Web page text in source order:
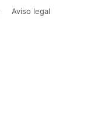
Aviso legal